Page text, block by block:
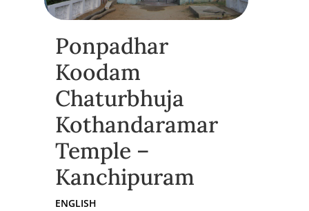
Ponpadhar
Koodam
Chaturbhuja
Kothandaramar
Temple –
Kanchipuram
ENGLISH